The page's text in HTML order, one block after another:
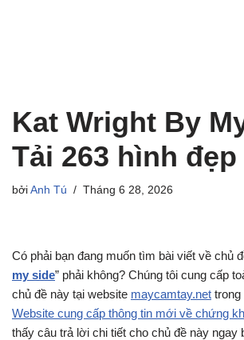
Kat Wright By
Tải 263 hình
bởi Anh Tú Tháng 6 28, 2026
Có phải bạn đang muốn tìm bài viết về chủ
my side” phải không? Chúng tôi cung cấp
chủ đề này tại website maycamtay.net trong
Website cung cấp thông tin mới về chứng
thấy câu trả lời chi tiết cho chủ đề này ngay